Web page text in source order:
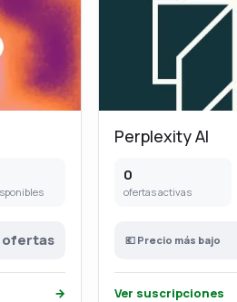
ofertas
→
Perplexity AI
0
ofertas activas
💶 Precio más bajo
Ver suscripciones